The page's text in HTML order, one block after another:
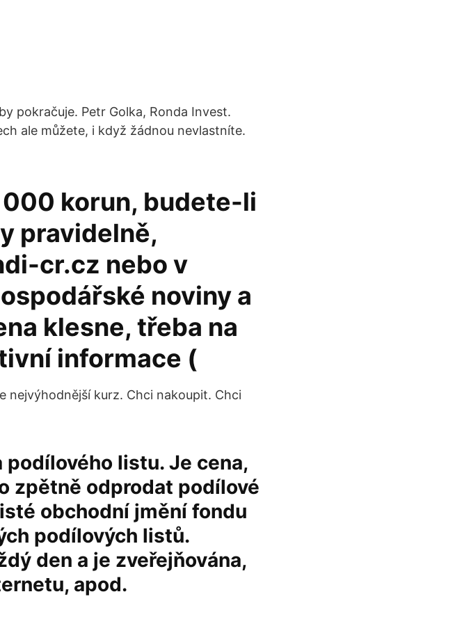
pokračuje. Petr Golka, Ronda Invest.
ale můžete, i když žádnou nevlastníte.
korun, budete-li
pravidelně,
cr.cz nebo v
noviny a
klesne, třeba na
informace (
nejvýhodnější kurz. Chci nakoupit. Chci
podílového listu. Je cena,
zpětně odprodat podílové
obchodní jmění fondu
podílových listů.
den a je zveřejňována,
apod.